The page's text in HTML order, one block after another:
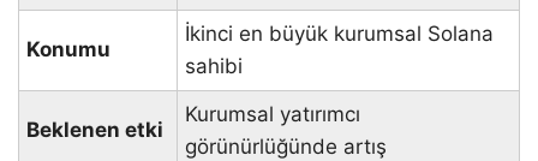
Konumu
İkinci en büyük kurumsal Solana
sahibi
Beklenen etki
Kurumsal yatırımcı
görünürlüğünde artış